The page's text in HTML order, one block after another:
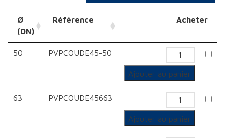
Ø
(DN)
Référence Acheter
50 PVPCOUDE45-50
quantité
de
Coude
45°
Ajouter au panier
63 PVPCOUDE45663
quantité
de
Coude
Ajouter au panier